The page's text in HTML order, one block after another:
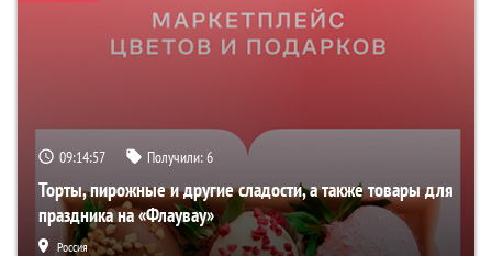
09:14:56 Получили:6
Торты, пирожные и другие сладости, а также товары для
праздника на «Флаувау»
Россия